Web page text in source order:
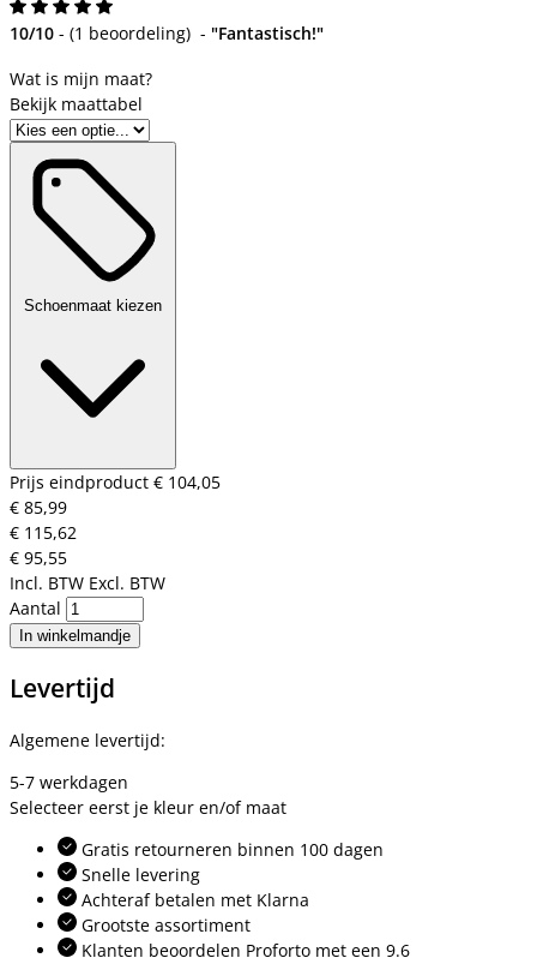
10/10 - (1 beoordeling) - "Fantastisch!"
Bekijk maattabel
Schoenmaat kiezen
Prijs eindproduct € 104,05
€ 85,99
€ 115,62
€ 95,55
Incl. BTW Excl. BTW
Aantal
In winkelmandje
Levertijd
Algemene levertijd:
5-7 werkdagen
Selecteer eerst je kleur en/of maat
Gratis retourneren binnen 100 dagen
Snelle levering
Achteraf betalen met Klarna
Grootste assortiment
Klanten beoordelen Proforto met een 9.6